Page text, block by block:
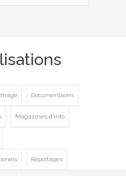
Documentaires
Magazines d'info
Reportages